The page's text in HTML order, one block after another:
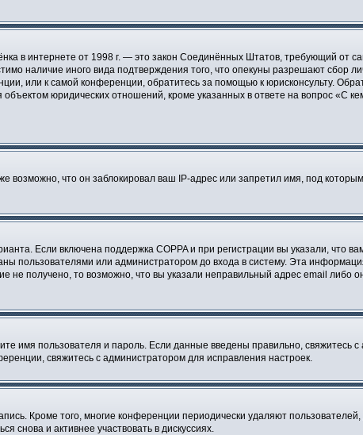
в интернете от 1998 г. — это закон Соединённых Штатов, требующий от
наличие иного вида подтверждения того, что опекуны разрешают
или к самой конференции, обратитесь за помощью к юрисконсульту.
юридических отношений, кроме указанных в ответе на вопрос «С
что он заблокировал ваш IP-адрес или запретил имя, под
Если включена поддержка COPPA и при регистрации вы указали, что
пользователями или администратором до входа в систему. Эта
получено, то возможно, что вы указали неправильный адрес email либо
имя пользователя и пароль. Если данные введены правильно, свяжитесь
свяжитесь с администратором для исправления настроек.
Кроме того, многие конференции периодически удаляют
снова и активнее участвовать в дискуссиях.